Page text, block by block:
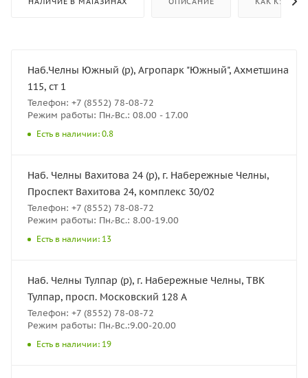
Наб.Челны Южный (р), Агропарк "Южный", Ахметшина
115, ст 1
Телефон: +7 (8552) 78-08-72
Режим работы: Пн.-Вс.: 08.00 - 17.00
Есть в наличии: 0.8
Наб. Челны Вахитова 24 (р), г. Набережные Челны,
Проспект Вахитова 24, комплекс 30/02
Телефон: +7 (8552) 78-08-72
Режим работы: Пн.-Вс.: 8.00-19.00
Есть в наличии: 13
Наб. Челны Тулпар (р), г. Набережные Челны, ТВК
Тулпар, просп. Московский 128 А
Телефон: +7 (8552) 78-08-72
Режим работы: Пн.-Вс.:9.00-20.00
Есть в наличии: 19